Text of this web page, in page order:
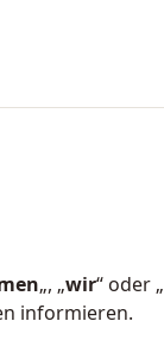
„, „wir“ oder „
informieren.